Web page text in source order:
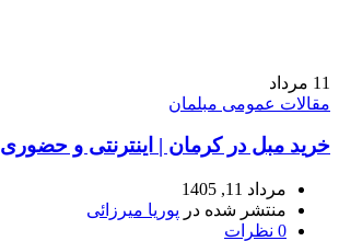
11 مرداد
مقالات عمومی مبلمان
خرید مبل در کرمان | اینترنتی و حضوری
مرداد 11, 1405
منتشر شده در پوریا میرزائی
0 نظرات